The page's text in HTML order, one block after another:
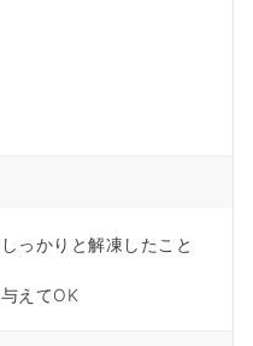
っかりと解凍したこと
えてOK